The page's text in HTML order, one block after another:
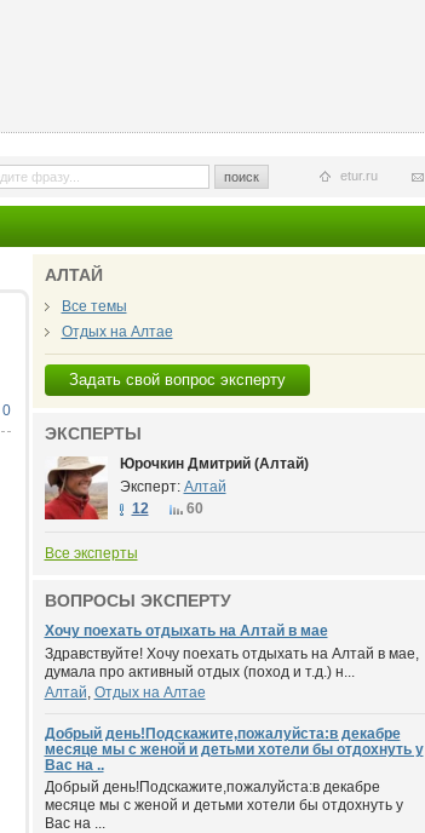
поиск etur.ru
0
АЛТАЙ
Все темы
Отдых на Алтае
Задать свой вопрос эксперту
ЭКСПЕРТЫ
Юрочкин Дмитрий (Алтай)
Эксперт: Алтай
12
60
Все эксперты
ВОПРОСЫ ЭКСПЕРТУ
Хочу поехать отдыхать на Алтай в мае
Здравствуйте! Хочу поехать отдыхать на Алтай в мае,
думала про активный отдых (поход и т.д.) н...
Алтай, Отдых на Алтае
Добрый день!Подскажите,пожалуйста:в декабре
месяце мы с женой и детьми хотели бы отдохнуть у
Вас на ..
Добрый день!Подскажите,пожалуйста:в декабре
месяце мы с женой и детьми хотели бы отдохнуть у
Вас на ...